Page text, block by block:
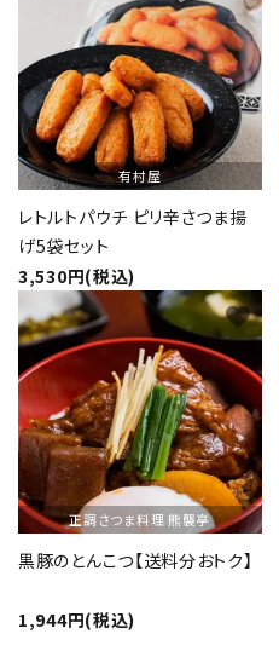
有村屋
レトルトパウチ ピリ辛さつま揚
げ5袋セット
3,530円(税込)
正調さつま料理 熊襲亭
黒豚のとんこつ【送料分おトク】
1,944円(税込)
favorite